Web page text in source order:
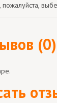
пожалуйста,
(0)